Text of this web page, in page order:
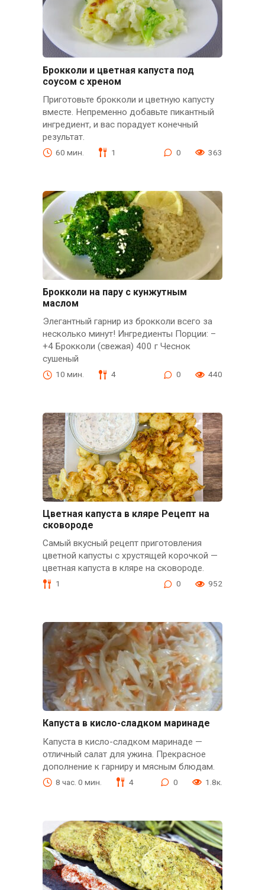
Брокколи и цветная капуста под
соусом с хреном
Приготовьте брокколи и цветную капусту
вместе. Непременно добавьте пикантный
ингредиент, и вас порадует конечный
результат.
60 мин. 1 0 363
Брокколи на пару с кунжутным
маслом
Элегантный гарнир из брокколи всего за
несколько минут! Ингредиенты Порции: –
+4 Брокколи (свежая) 400 г Чеснок
сушеный
10 мин. 4 0 440
Цветная капуста в кляре Рецепт на
сковороде
Самый вкусный рецепт приготовления
цветной капусты с хрустящей корочкой —
цветная капуста в кляре на сковороде.
1 0 952
Капуста в кисло-сладком маринаде
Капуста в кисло-сладком маринаде —
отличный салат для ужина. Прекрасное
дополнение к гарниру и мясным блюдам.
8 час. 0 мин. 4 0 1.8к.